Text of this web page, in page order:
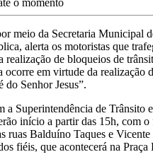
o momento
meio da Secretaria Municipal
alerta os motoristas que
realização de bloqueios de
ocorre em virtude da realização
do Senhor Jesus”.
a Superintendência de Trânsito
início a partir das 15h, com o
ruas Balduíno Taques e
fiéis, que acontecerá na Praça